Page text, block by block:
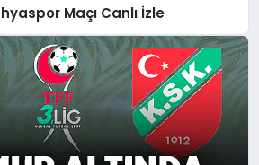
Maçı Canlı İzle